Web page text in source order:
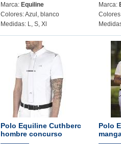
Marca: Equiline
Colores: Azul, blanco
Medidas: L, S, Xl
Marca:
Polo Equiline Cuthberc
hombre concurso
Polo